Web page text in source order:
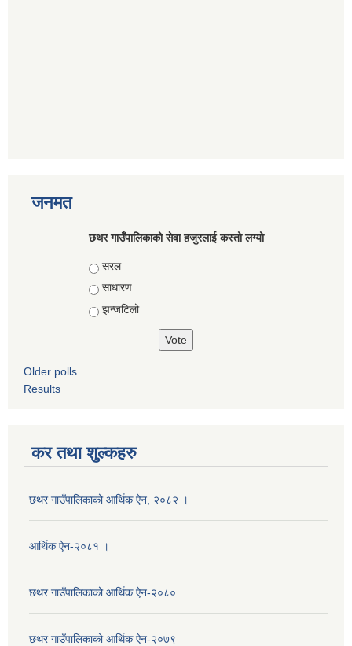
जनमत
छथर गाउँपालिकाको सेवा हजुरलाई कस्तो लग्यो
Choices
सरल
साधारण
झन्जटिलो
Older polls
Results
कर तथा शुल्कहरु
छथर गाउँपालिकाको आर्थिक ऐन, २०८२ ।
आर्थिक ऐन-२०८१ ।
छथर गाउँपालिकाको आर्थिक ऐन-२०८०
छथर गाउँपालिकाको आर्थिक ऐन-२०७९